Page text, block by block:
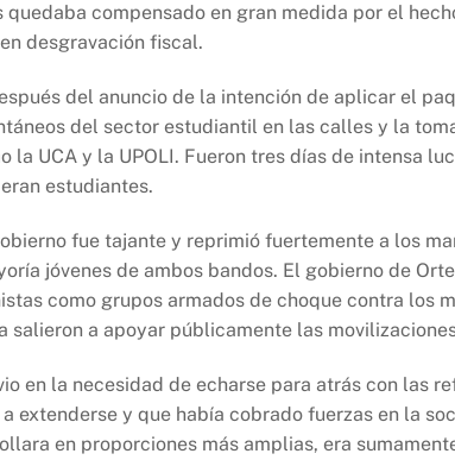
quedaba compensado en gran medida por el
desgravación fiscal.
del anuncio de la intención de aplicar el
del sector estudiantil en las calles y la
la UCA y la UPOLI. Fueron tres días de intensa
estudiantes.
fue tajante y reprimió fuertemente a los
jóvenes de ambos bandos. El gobierno de
como grupos armados de choque contra los
salieron a apoyar públicamente las
en la necesidad de echarse para atrás con las
extenderse y que había cobrado fuerzas en la
en proporciones más amplias, era